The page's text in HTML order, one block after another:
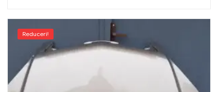
Reduceri!